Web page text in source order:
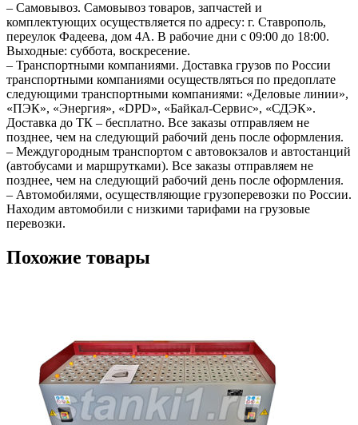
– Самовывоз. Самовывоз товаров, запчастей и
комплектующих осуществляется по адресу: г. Ставрополь,
переулок Фадеева, дом 4А. В рабочие дни с 09:00 до 18:00.
Выходные: суббота, воскресение.
– Транспортными компаниями. Доставка грузов по России
транспортными компаниями осуществляться по предоплате
следующими транспортными компаниями: «Деловые линии»,
«ПЭК», «Энергия», «DPD», «Байкал-Сервис», «СДЭК».
Доставка до ТК – бесплатно. Все заказы отправляем не
позднее, чем на следующий рабочий день после оформления.
– Междугородным транспортом с автовокзалов и автостанций
(автобусами и маршрутками). Все заказы отправляем не
позднее, чем на следующий рабочий день после оформления.
– Автомобилями, осуществляющие грузоперевозки по России.
Находим автомобили с низкими тарифами на грузовые
перевозки.
Похожие товары